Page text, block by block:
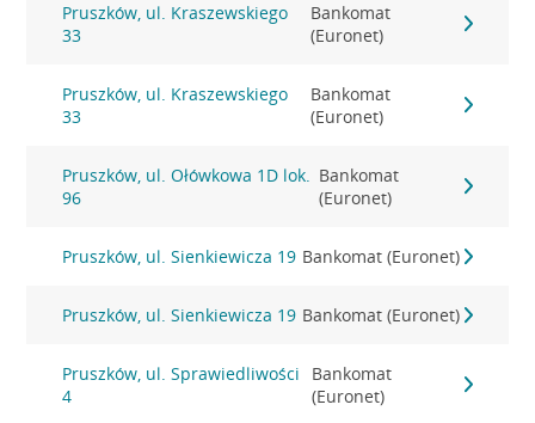
Pruszków, ul. Kraszewskiego
33
Bankomat
(Euronet)
Pruszków, ul. Kraszewskiego
33
Bankomat
(Euronet)
Pruszków, ul. Ołówkowa 1D lok.
96
Bankomat
(Euronet)
Pruszków, ul. Sienkiewicza 19 Bankomat (Euronet)
Pruszków, ul. Sienkiewicza 19 Bankomat (Euronet)
Pruszków, ul. Sprawiedliwości
4
Bankomat
(Euronet)